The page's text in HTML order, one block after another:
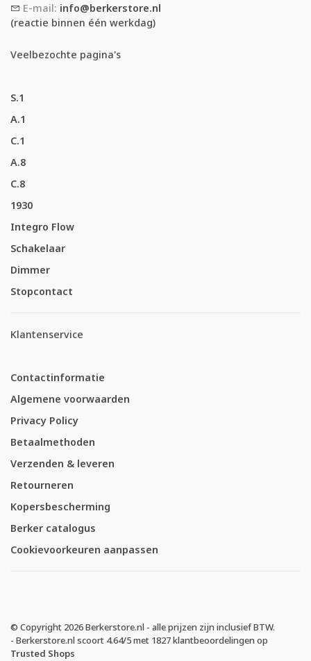
E-mail: info@berkerstore.nl
(reactie binnen één werkdag)
Veelbezochte pagina's
S.1
A.1
C.1
A.8
C.8
1930
Integro Flow
Schakelaar
Dimmer
Stopcontact
Klantenservice
Contactinformatie
Algemene voorwaarden
Privacy Policy
Betaalmethoden
Verzenden & leveren
Retourneren
Kopersbescherming
Berker catalogus
Cookievoorkeuren aanpassen
© Copyright 2026 Berkerstore.nl - alle prijzen zijn inclusief BTW.
- Berkerstore.nl scoort 4.64/5met 1827klantbeoordelingen op
Trusted Shops